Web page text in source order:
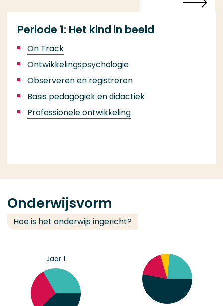
Periode 1: Het kind in beeld
On Track
Ontwikkelingspsychologie
Observeren en registreren
Basis pedagogiek en didactiek
Professionele ontwikkeling
Onderwijsvorm
Hoe is het onderwijs ingericht?
Jaar 1